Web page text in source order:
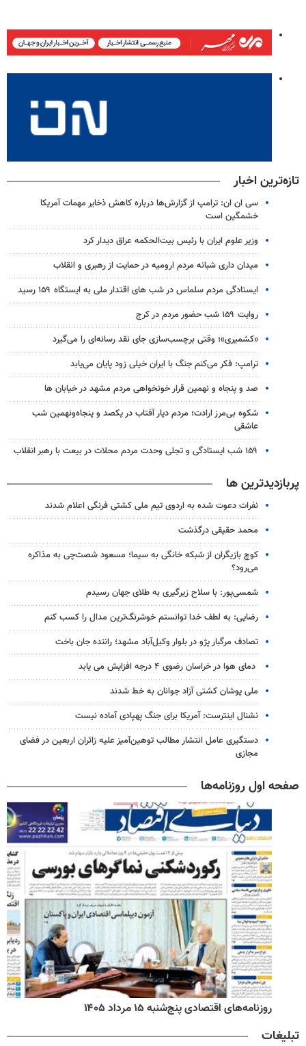
تازه‌ترین اخبار
سی ان ان: ترامپ از گزارش‌ها درباره کاهش ذخایر مهمات آمریکا
خشمگین است
وزیر علوم ایران با رئیس بیت‌الحکمه عراق دیدار کرد
میدان داری شبانه مردم ارومیه در حمایت از رهبری و انقلاب
ایستادگی مردم سلماس در شب های اقتدار ملی به ایستگاه ۱۵۹ رسید
روایت ۱۵۹ شب حضور مردم در کرج
«کشمیری»؛ وقتی برچسب‌سازی جای نقد رسانه‌ای را می‌گیرد
ترامپ: فکر می‌کنم جنگ با ایران خیلی زود پایان می‌یابد
صد و پنجاه و نهمین قرار خونخواهی مردم مشهد در خیابان ها
شکوه بی‌مرز ارادت؛ مردم دیار آفتاب در یکصد و پنجاه‌ونهمین شب
عاشقی
۱۵۹ شب ایستادگی و تجلی وحدت مردم محلات در بیعت با رهبر انقلاب
پربازدیدترین ها
نفرات دعوت شده به اردوی تیم ملی کشتی فرنگی اعلام شدند
محمد حقیقی درگذشت
کوچ بازیگران از شبکه خانگی به سیما؛ مسعود شصت‌چی به مذاکره
می‌رود؟
شمسی‌پور: با سلاح زیرگیری به طلای جهان رسیدم
رضایی: به لطف خدا توانستم خوشرنگ‌ترین مدال را کسب کنم
تصادف مرگبار پژو در بلوار وکیل‌آباد مشهد؛ راننده جان باخت
دمای هوا در خراسان رضوی ۴ درجه افزایش می یابد
ملی پوشان کشتی آزاد جوانان به خط شدند
نشنال اینترست: آمریکا برای جنگ پهپادی آماده نیست
دستگیری عامل انتشار مطالب توهین‌آمیز علیه زائران اربعین در فضای
مجازی
صفحه اول روزنامه‌ها
روزنامه‌های اقتصادی پنج‌شنبه ۱۵ مرداد ۱۴۰۵
تبلیغات